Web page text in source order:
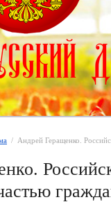
/  Андрей Геращенко.